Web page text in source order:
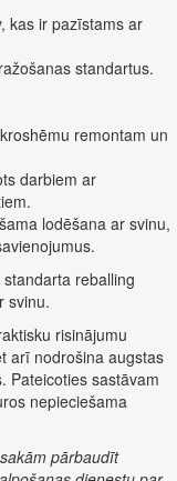
kas ir pazīstams ar
standartus.
remontam un
darbiem ar
lodēšana ar svinu,
reballing
svinu.
risinājumu
arī nodrošina augstas
Pateicoties sastāvam
nepieciešama
pārbaudīt